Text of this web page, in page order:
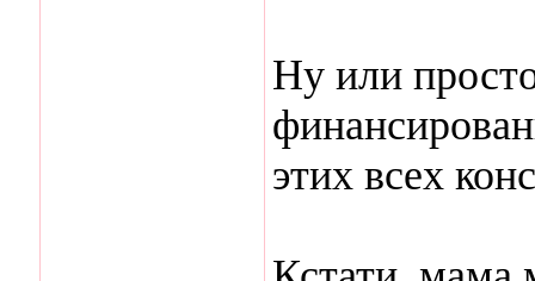
Ну или
этих всех